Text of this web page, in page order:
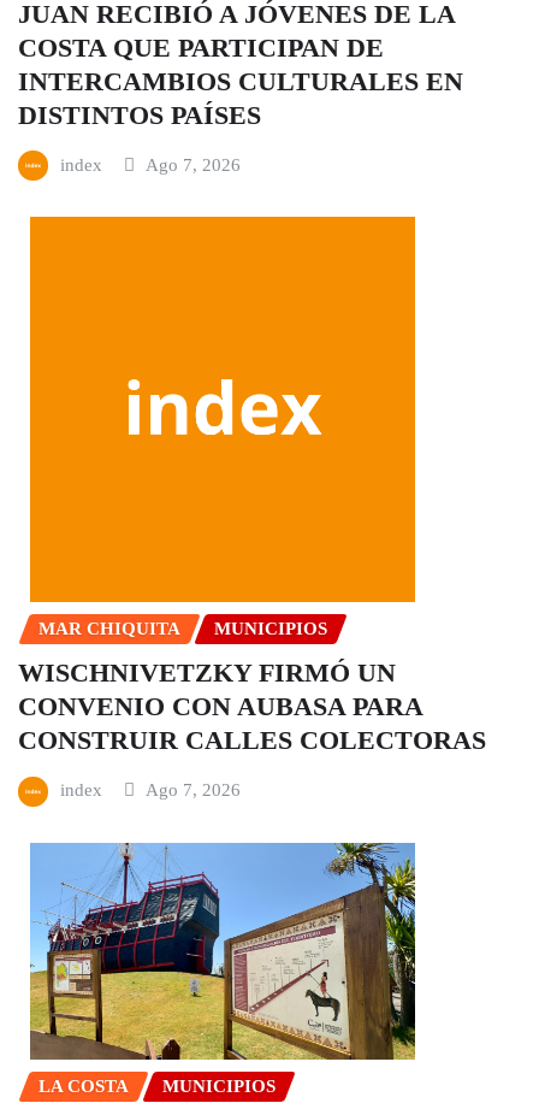
JUAN RECIBIÓ A JÓVENES DE LA
COSTA QUE PARTICIPAN DE
INTERCAMBIOS CULTURALES EN
DISTINTOS PAÍSES
index Ago 7, 2026
MAR CHIQUITA MUNICIPIOS
WISCHNIVETZKY FIRMÓ UN
CONVENIO CON AUBASA PARA
CONSTRUIR CALLES COLECTORAS
index Ago 7, 2026
LA COSTA MUNICIPIOS